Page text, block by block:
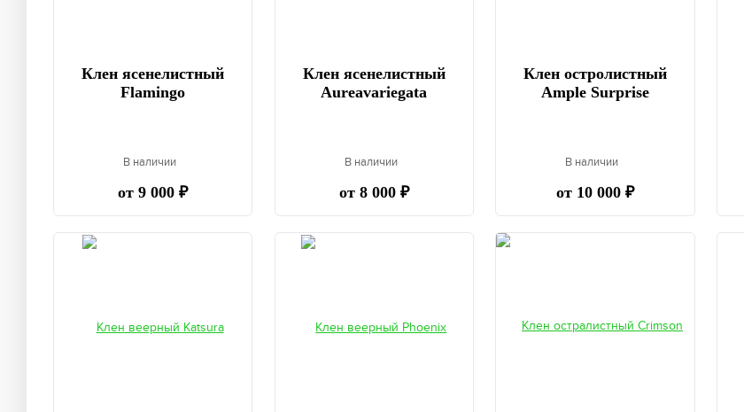
Клен ясенелистный
Flamingo
В наличии
от 9 000 ₽
Клен ясенелистный
Aureavariegata
В наличии
от 8 000 ₽
Клен остролистный
Ample Surprise
В наличии
от 10 000 ₽